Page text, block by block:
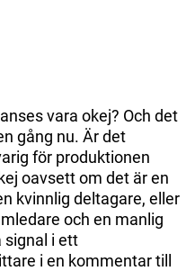
vara okej? Och det
gång nu. Är det
för produktionen
oavsett om det är en
kvinnlig deltagare, eller
och en manlig
signal i ett
i en kommentar till